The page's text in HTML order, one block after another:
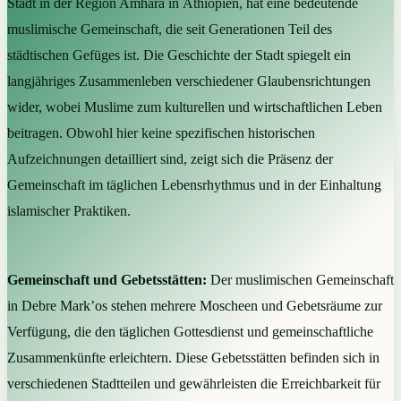
muslimische Gemeinschaft, die seit Generationen Teil des
städtischen Gefüges ist. Die Geschichte der Stadt spiegelt ein
langjähriges Zusammenleben verschiedener Glaubensrichtungen
wider, wobei Muslime zum kulturellen und wirtschaftlichen Leben
beitragen. Obwohl hier keine spezifischen historischen
Aufzeichnungen detailliert sind, zeigt sich die Präsenz der
Gemeinschaft im täglichen Lebensrhythmus und in der Einhaltung
islamischer Praktiken.
Gemeinschaft und Gebetsstätten: Der muslimischen Gemeinschaft
in Debre Mark’os stehen mehrere Moscheen und Gebetsräume zur
Verfügung, die den täglichen Gottesdienst und gemeinschaftliche
Zusammenkünfte erleichtern. Diese Gebetsstätten befinden sich in
verschiedenen Stadtteilen und gewährleisten die Erreichbarkeit für